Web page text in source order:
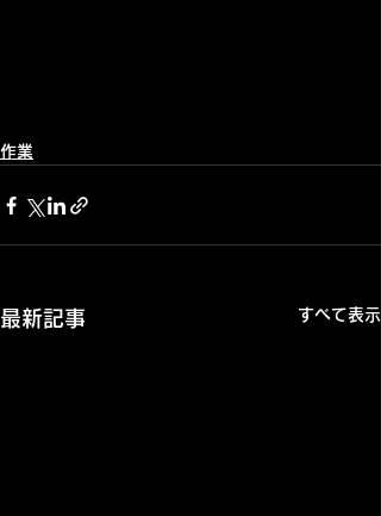
作業
最新記事 すべて表示